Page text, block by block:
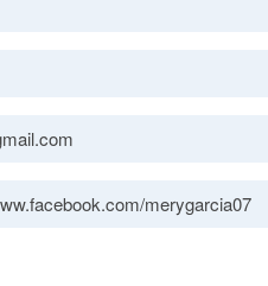
merygarcia07